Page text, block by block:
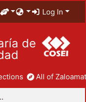
Log In
de
All of
y Humanidades